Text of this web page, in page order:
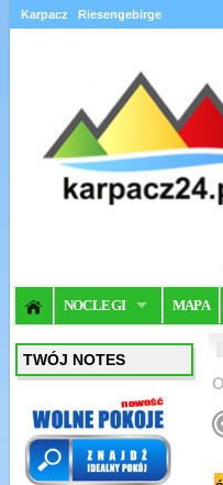
Karpacz Riesengebirge
NOCLEGI MAPA
TWÓJ NOTES